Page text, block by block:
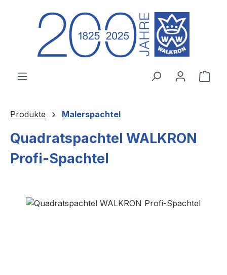
Zum Hauptinhalt springen
Produkte Malerspachtel
Quadratspachtel WALKRON
Profi-Spachtel
Bildergalerie überspringen